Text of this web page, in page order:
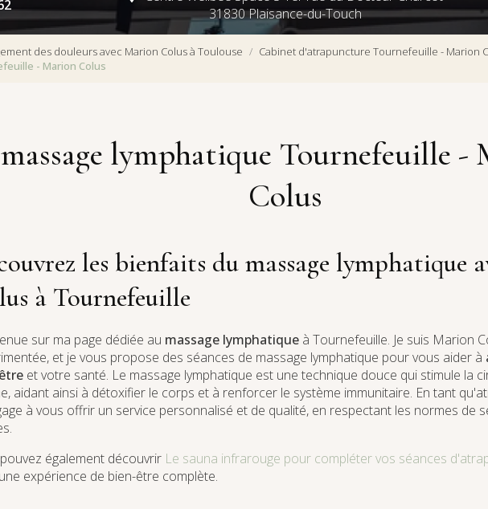
31830 Plaisance-du-Touch
des douleurs avec Marion Colus à Toulouse
Cabinet d'atrapuncture Tournefeuille - Marion
- Marion Colus
massage lymphatique Tournefeuille -
Colus
les bienfaits du massage lymphatique
à Tournefeuille
sur ma page dédiée au massage lymphatique à Tournefeuille. Je suis Marion
et je vous propose des séances de massage lymphatique pour vous aider à
et votre santé. Le massage lymphatique est une technique douce qui stimule la
aidant ainsi à détoxifier le corps et à renforcer le système immunitaire. En tant
à vous offrir un service personnalisé et de qualité, en respectant les normes de
également découvrir Le sauna infrarouge pour compléter vos séances
expérience de bien-être complète.